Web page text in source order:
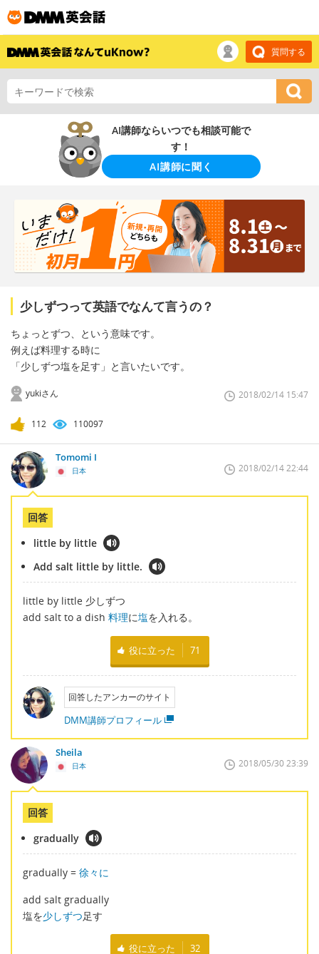
質問する
AI講師ならいつでも相談可能で
す！
AI講師に聞く
少しずつって英語でなんて言うの？
ちょっとずつ、という意味です。
例えば料理する時に
「少しずつ塩を足す」と言いたいです。
yukiさん 2018/02/14 15:47
112 110097
Tomomi I
日本 2018/02/14 22:44
回答
little by little
Add salt little by little.
little by little 少しずつ
add salt to a dish 料理に塩を入れる。
役に立った 71
回答したアンカーのサイト
DMM講師プロフィール
Sheila
日本 2018/05/30 23:39
回答
gradually
gradually = 徐々に
add salt gradually
塩を少しずつ足す
役に立った 32